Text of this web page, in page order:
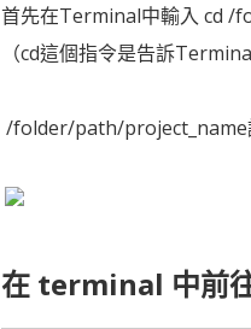
首先在Terminal中輸入 cd
（cd這個指令是告訴
/folder/path/project_name
在 terminal 中前